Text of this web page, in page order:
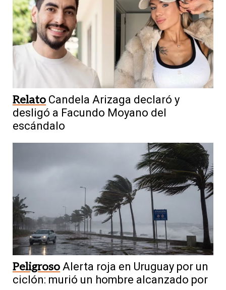
Relato Candela Arizaga declaró y
desligó a Facundo Moyano del
escándalo
Peligroso Alerta roja en Uruguay por un
ciclón: murió un hombre alcanzado por